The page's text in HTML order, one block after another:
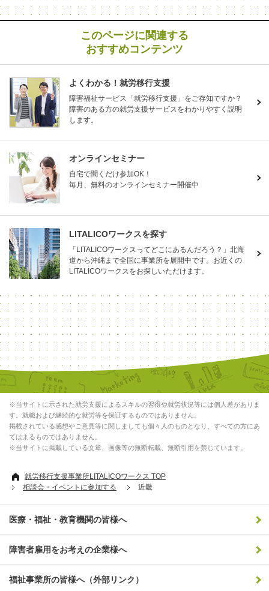
このページに関連する
おすすめコンテンツ
よくわかる！就労移行支援
障害福祉サービス「就労移行支援」をご存知ですか？
障害のある方の就労支援サービスをわかりやすく説明
します。
オンラインセミナー
自宅で聞くだけ参加OK！
毎月、無料のオンラインセミナー開催中
LITALICOワークスを探す
「LITALICOワークスってどこにあるんだろう？」北海
道から沖縄まで全国に事業所を展開中です。お近くの
LITALICOワークスをお探しいただけます。
※当サイトに示された就労支援によるスキルの習得や就労状況等には個人差がありま
す。就職および継続的な就労等を保証するものではありません。
掲載されている感想やご意見等に関しましても個々人のものとなり、すべての方にあ
てはまるものではありません。
※当サイトに掲載している文章、画像等の無断転載、無断引用を禁じています。
就労移行支援事業所LITALICOワークス TOP
相談会・イベントに参加する
近畿
医療・福祉・教育機関の皆様へ
障害者雇用をお考えの企業様へ
福祉事業所の皆様へ（外部リンク）